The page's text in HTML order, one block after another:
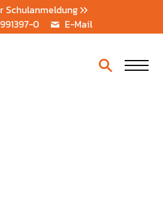
Schulanmeldung
0
E-Mail